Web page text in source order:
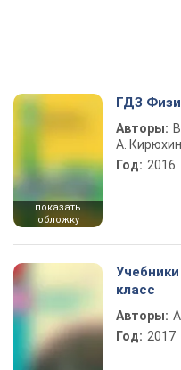
показать
обложку
ГДЗ
Авторы:
А.
Год: 2016
класс
Авторы:
Год: 2017